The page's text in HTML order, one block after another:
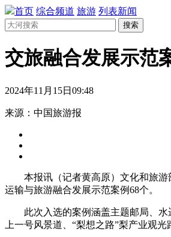
首页 综合频道 旅游 列表新闻
搜索
交旅融合发展示范
2024年11月15日09:48
来源：中国旅游报
本报讯（记者黄高原）文化和旅游
运输与旅游融合发展示范案例68个。
此次入选的案例涵盖主题邮局、水
上一号风景道、“梨想之路”梨产业观